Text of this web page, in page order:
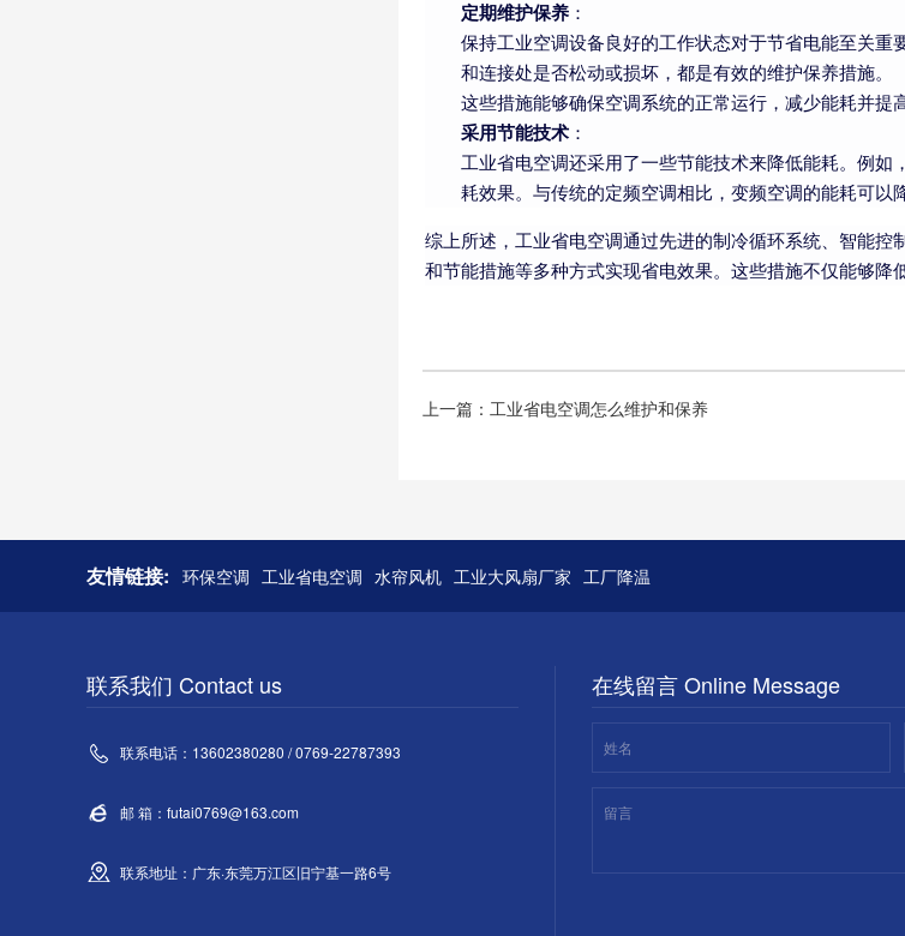
定期维护保养 ：
保持工业空调设备良好的工作状态对于节省电能至关
和连接处是否松动或损坏，都是有效的维护保养措施。
这些措施能够确保空调系统的正常运行，减少能耗并提
采用节能技术 ：
工业省电空调还采用了一些节能技术来降低能耗。例
耗效果。与传统的定频空调相比，变频空调的能耗可以
综上所述，工业省电空调通过先进的制冷循环系统、智能
和节能措施等多种方式实现省电效果。这些措施不仅能够降
上一篇： 工业省电空调怎么维护和保养
友情链接: 环保空调 工业省电空调 水帘风机 工业大风扇厂家 工厂降温
联系我们 Contact us
联系电话：13602380280 / 0769-22787393
邮 箱：futai0769@163.com
联系地址：广东·东莞万江区旧宁基一路6号
在线留言 Online Message
姓名
留言